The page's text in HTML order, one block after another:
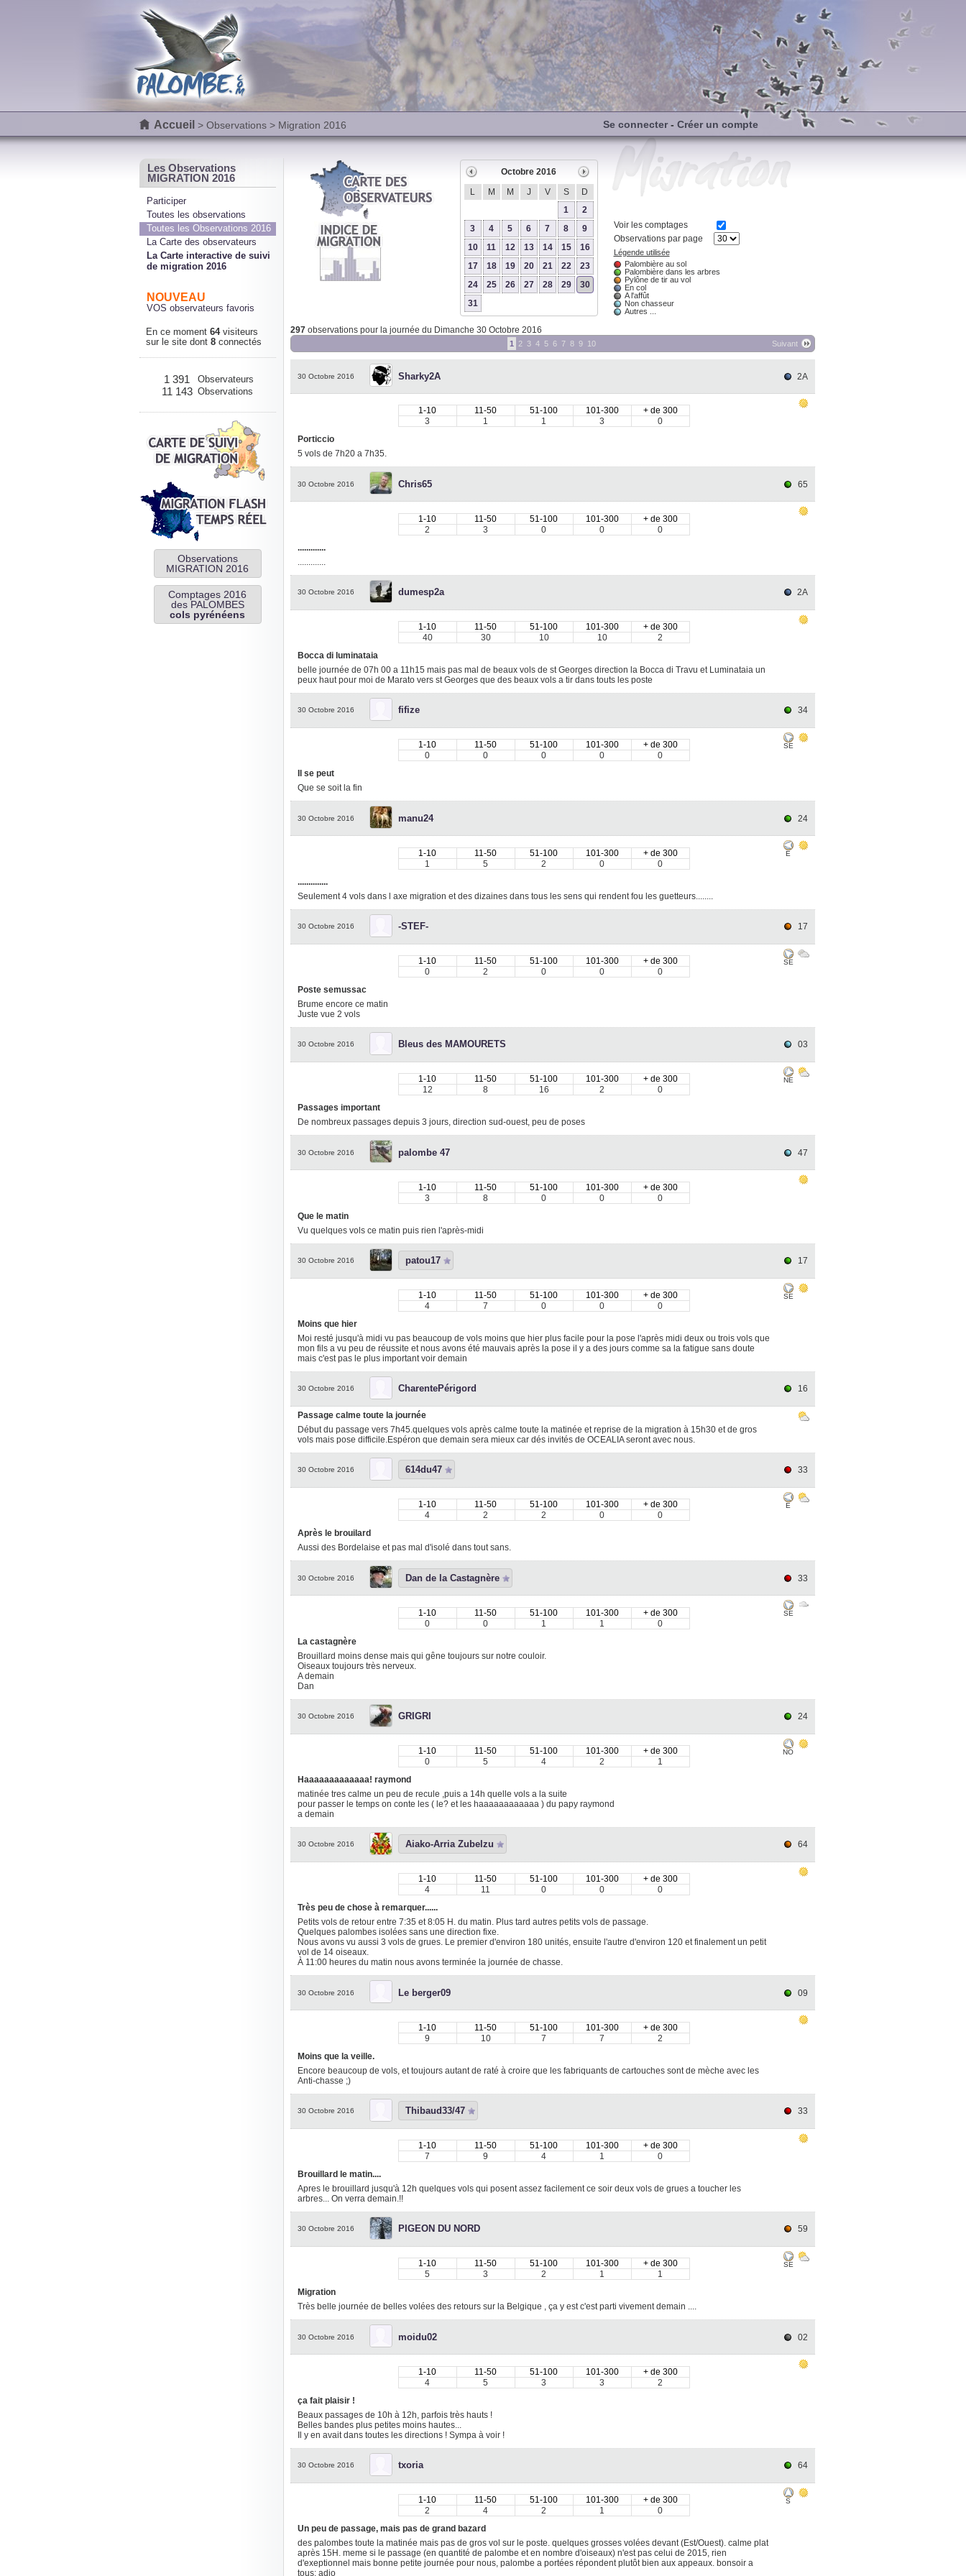
Accueil > Observations> Migration 2016 Se connecter- Créer un compte
Les Observations
MIGRATION 2016
Participer
Toutes les observations
Toutes les Observations 2016
La Carte des observateurs
La Carte interactive de suivi
de migration 2016
NOUVEAU
VOS observateurs favoris
En ce moment 64visiteurs
sur le site dont 8connectés
1 391 Observateurs
11 143 Observations
Observations
MIGRATION 2016
Comptages 2016
des PALOMBES
cols pyrénéens
Octobre 2016
L
M M J V S
D
1
2
3
4 5 6 7 8
9
10
11 12 13 14 15
16
17
18 19 20 21 22
23
24
25 26 27 28 29
30
31
Voir les comptages
Observations par page
Légende utilisée
Palombière au sol
Palombière dans les arbres
Pylône de tir au vol
En col
A l'affût
Non chasseur
Autres ...
297observations pour la journée du Dimanche 30 Octobre 2016
Suivant
1 2 3 4 5 6 7 8 9 10
30 Octobre 2016 Sharky2A 2A
1-10 11-50 51-100 101-300
+ de 300
3
1 1 3
0
Porticcio
5 vols de 7h20 a 7h35.
30 Octobre 2016 Chris65 65
1-10 11-50 51-100 101-300
+ de 300
2
3 0 0
0
.............
30 Octobre 2016 dumesp2a 2A
1-10 11-50 51-100 101-300
+ de 300
40
30 10 10
2
Bocca di luminataia
belle journée de 07h 00 a 11h15 mais pas mal de beaux vols de st Georges direction la Bocca di Travu et Luminataia un
peux haut pour moi de Marato vers st Georges que des beaux vols a tir dans touts les poste
30 Octobre 2016 fifize 34
1-10 11-50 51-100 101-300
+ de 300
0
0 0 0
0
Il se peut
Que se soit la fin
SE
30 Octobre 2016 manu24 24
1-10 11-50 51-100 101-300
+ de 300
1
5 2 0
0
..............
Seulement 4 vols dans l axe migration et des dizaines dans tous les sens qui rendent fou les guetteurs........
E
30 Octobre 2016 -STEF- 17
1-10 11-50 51-100 101-300
+ de 300
0
2 0 0
0
Poste semussac
Brume encore ce matin
Juste vue 2 vols
SE
30 Octobre 2016 Bleus des MAMOURETS 03
1-10 11-50 51-100 101-300
+ de 300
12
8 16 2
0
Passages important
De nombreux passages depuis 3 jours, direction sud-ouest, peu de poses
NE
30 Octobre 2016 palombe 47 47
1-10 11-50 51-100 101-300
+ de 300
3
8 0 0
0
Que le matin
Vu quelques vols ce matin puis rien l'après-midi
30 Octobre 2016 patou17 17
1-10 11-50 51-100 101-300
+ de 300
4
7 0 0
0
Moins que hier
Moi resté jusqu'à midi vu pas beaucoup de vols moins que hier plus facile pour la pose l'après midi deux ou trois vols que
mon fils a vu peu de réussite et nous avons été mauvais après la pose il y a des jours comme sa la fatigue sans doute
mais c'est pas le plus important voir demain
SE
30 Octobre 2016 CharentePérigord 16
Passage calme toute la journée
Début du passage vers 7h45.quelques vols après calme toute la matinée et reprise de la migration à 15h30 et de gros
vols mais pose difficile.Espéron que demain sera mieux car dés invités de OCEALIA seront avec nous.
30 Octobre 2016 614du47 33
1-10 11-50 51-100 101-300
+ de 300
4
2 2 0
0
Après le brouilard
Aussi des Bordelaise et pas mal d'isolé dans tout sans.
E
30 Octobre 2016 Dan de la Castagnère 33
1-10 11-50 51-100 101-300
+ de 300
0
0 1 1
0
La castagnère
Brouillard moins dense mais qui gêne toujours sur notre couloir.
Oiseaux toujours très nerveux.
A demain
Dan
SE
30 Octobre 2016 GRIGRI 24
1-10 11-50 51-100 101-300
+ de 300
0
5 4 2
1
Haaaaaaaaaaaaa! raymond
matinée tres calme un peu de recule ,puis a 14h quelle vols a la suite
pour passer le temps on conte les ( le? et les haaaaaaaaaaaa ) du papy raymond
a demain
NO
30 Octobre 2016 Aiako-Arria Zubelzu 64
1-10 11-50 51-100 101-300
+ de 300
4
11 0 0
0
Très peu de chose à remarquer......
Petits vols de retour entre 7:35 et 8:05 H. du matin. Plus tard autres petits vols de passage.
Quelques palombes isolées sans une direction fixe.
Nous avons vu aussi 3 vols de grues. Le premier d'environ 180 unités, ensuite l'autre d'environ 120 et finalement un petit
vol de 14 oiseaux.
À 11:00 heures du matin nous avons terminée la journée de chasse.
30 Octobre 2016 Le berger09 09
1-10 11-50 51-100 101-300
+ de 300
9
10 7 7
2
Moins que la veille.
Encore beaucoup de vols, et toujours autant de raté à croire que les fabriquants de cartouches sont de mèche avec les
Anti-chasse ;)
30 Octobre 2016 Thibaud33/47 33
1-10 11-50 51-100 101-300
+ de 300
7
9 4 1
0
Brouillard le matin....
Apres le brouillard jusqu'à 12h quelques vols qui posent assez facilement ce soir deux vols de grues a toucher les
arbres... On verra demain.!!
30 Octobre 2016 PIGEON DU NORD 59
1-10 11-50 51-100 101-300
+ de 300
5
3 2 1
1
Migration
Très belle journée de belles volées des retours sur la Belgique , ça y est c'est parti vivement demain ....
SE
30 Octobre 2016 moidu02 02
1-10 11-50 51-100 101-300
+ de 300
4
5 3 3
2
ça fait plaisir !
Beaux passages de 10h à 12h, parfois très hauts !
Belles bandes plus petites moins hautes...
Il y en avait dans toutes les directions ! Sympa à voir !
30 Octobre 2016 txoria 64
1-10 11-50 51-100 101-300
+ de 300
2
4 2 1
0
Un peu de passage, mais pas de grand bazard
des palombes toute la matinée mais pas de gros vol sur le poste. quelques grosses volées devant (Est/Ouest). calme plat
après 15H. meme si le passage (en quantité de palombe et en nombre d'oiseaux) n'est pas celui de 2015, rien
d'exeptionnel mais bonne petite journée pour nous, palombe a portées répondent plutôt bien aux appeaux. bonsoir a
tous; adio
S